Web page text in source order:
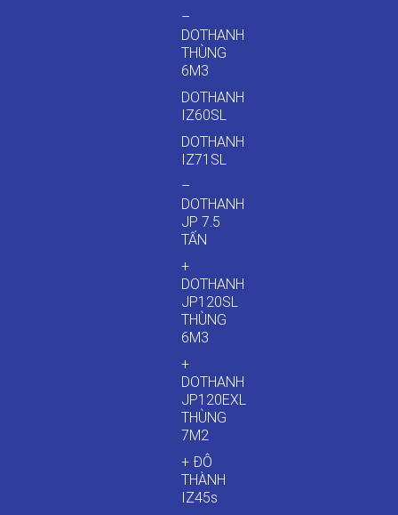
–
DOTHANH
THÙNG
6M3
DOTHANH
IZ60SL
DOTHANH
IZ71SL
–
DOTHANH
JP 7.5
TẤN
+
DOTHANH
JP120SL
THÙNG
6M3
+
DOTHANH
JP120EXL
THÙNG
7M2
+ ĐÔ
THÀNH
IZ45s